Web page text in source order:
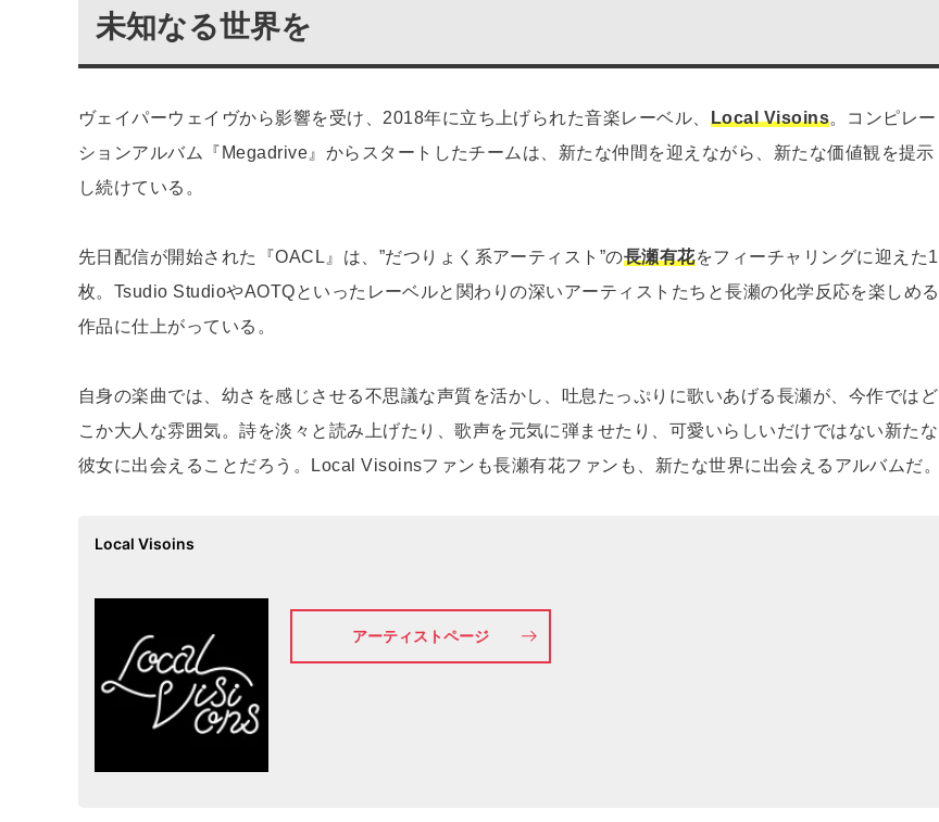
未知なる世界を
ヴェイパーウェイヴから影響を受け、2018年に立ち上げられた音楽レーベル、 Local Visoins。コンピレー
ションアルバム『Megadrive』からスタートしたチームは、新たな仲間を迎えながら、新たな価値観を提示
し続けている。
先日配信が開始された『OACL』は、”だつりょく系アーティスト”の長瀬有花をフィーチャリングに迎えた1
枚。Tsudio StudioやAOTQといったレーベルと関わりの深いアーティストたちと長瀬の化学反応を楽しめる
作品に仕上がっている。
自身の楽曲では、幼さを感じさせる不思議な声質を活かし、吐息たっぷりに歌いあげる長瀬が、今作ではど
こか大人な雰囲気。詩を淡々と読み上げたり、歌声を元気に弾ませたり、可愛いらしいだけではない新たな
彼女に出会えることだろう。Local Visoinsファンも長瀬有花ファンも、新たな世界に出会えるアルバムだ。
Local Visoins
アーティストページ